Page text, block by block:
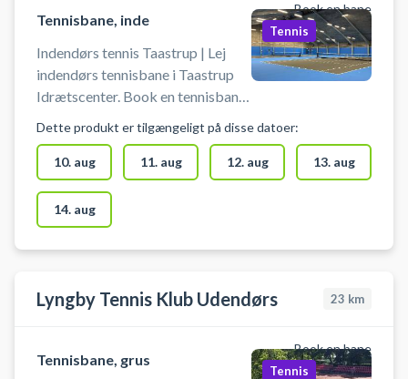
Book en bane
Tennisbane, inde
Indendørs tennis Taastrup | Lej
indendørs tennisbane i Taastrup
Idrætscenter. Book en tennisbane
Banen må kun benyttes med
indendørs tennissko, der ikke laver
mærker i gulvet. Banen kan
afbestilles indtil 24 timer før
planlagt starttidspunkt.
Tennis
Dette produkt er tilgængeligt på disse datoer:
10. aug 11. aug 12. aug 13. aug
14. aug
Lyngby Tennis Klub Udendørs 23 km
Book en bane
Tennisbane, grus
Tennis